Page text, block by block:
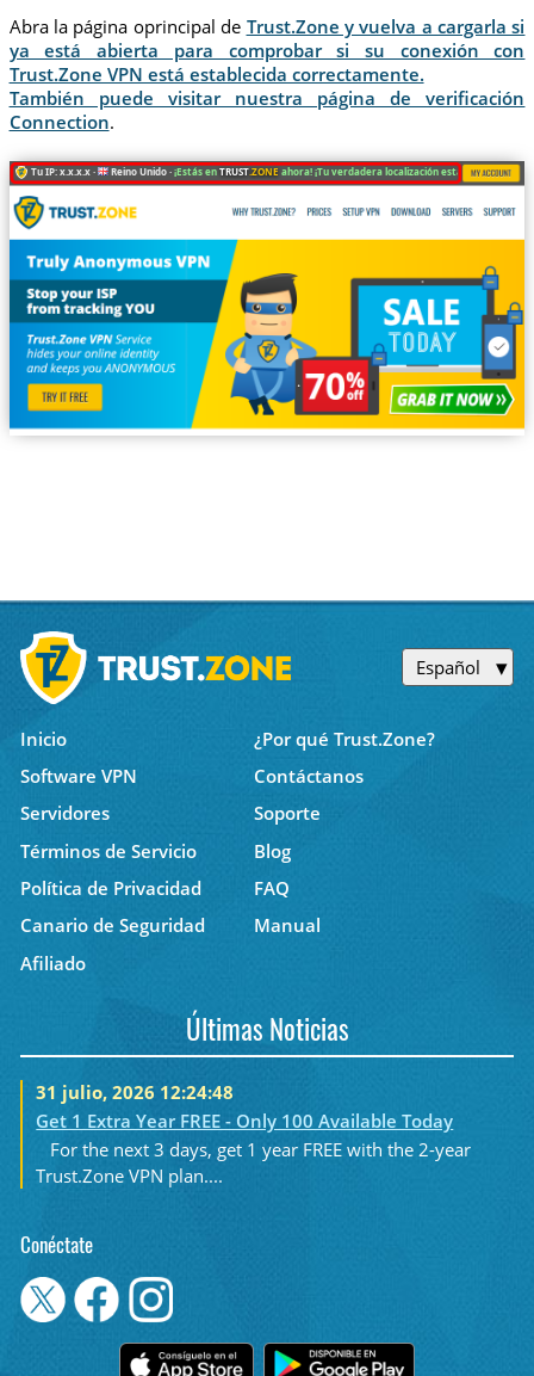
Abra la página oprincipal de Trust.Zone y vuelva a cargarla si
ya está abierta para comprobar si su conexión con
Trust.Zone VPN está establecida correctamente.
También puede visitar nuestra página de verificación
Connection.
Tu IP: x.x.x.x · Reino Unido ·¡Estás enTRUST.ZONE ahora! ¡Tu verdadera localización está oculta!
Español
Inicio
¿Por qué Trust.Zone?
Software VPN
Contáctanos
Servidores
Soporte
Términos de Servicio
Blog
Política de Privacidad
FAQ
Canario de Seguridad
Manual
Afiliado
Últimas Noticias
31 julio, 2026 12:24:48
Get 1 Extra Year FREE - Only 100 Available Today
For the next 3 days, get 1 year FREE with the 2-year
Trust.Zone VPN plan....
Conéctate